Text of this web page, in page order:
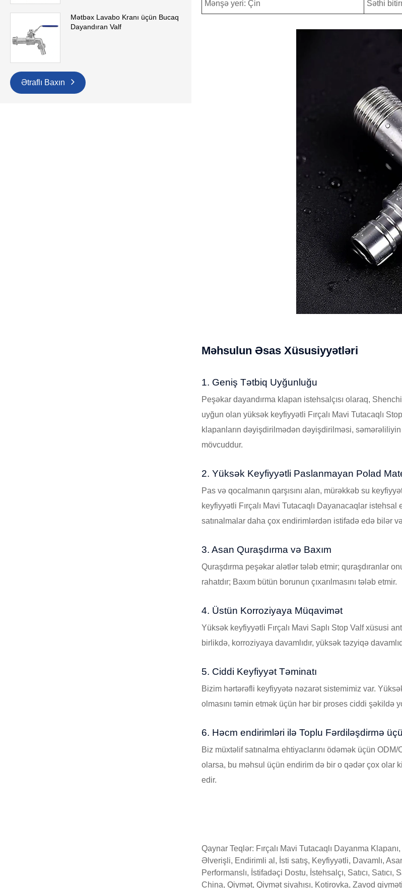
Mətbəx Lavabo Kranı üçün Bucaq
Dayandıran Valf
Ətraflı Baxın
Mənşə yeri: Çin Səthi
Məhsulun Əsas Xüsusiyyətləri
1. Geniş Tətbiq Uyğunluğu
Peşəkar dayandırma klapan istehsalçısı olaraq,
uyğun olan yüksək keyfiyyətli Fırçalı Mavi Tutacaqlı
klapanların dəyişdirilmədən dəyişdirilməsi,
mövcuddur.
2. Yüksək Keyfiyyətli Paslanmayan Polad
Pas və qocalmanın qarşısını alan, mürəkkəb su
keyfiyyətli Fırçalı Mavi Tutacaqlı Dayanacaqlar
satınalmalar daha çox endirimlərdən istifadə edə bilər
3. Asan Quraşdırma və Baxım
Quraşdırma peşəkar alətlər tələb etmir; quraşdıranlar
rahatdır; Baxım bütün borunun çıxarılmasını tələb etmir.
4. Üstün Korroziyaya Müqavimət
Yüksək keyfiyyətli Fırçalı Mavi Saplı Stop Valf xüsusi
birlikdə, korroziyaya davamlıdır, yüksək təzyiqə
5. Ciddi Keyfiyyət Təminatı
Bizim hərtərəfli keyfiyyətə nəzarət sistemimiz var.
olmasını təmin etmək üçün hər bir proses ciddi şəkildə
6. Həcm endirimləri ilə Toplu Fərdiləşdirmə
Biz müxtəlif satınalma ehtiyaclarını ödəmək üçün
olarsa, bu məhsul üçün endirim də bir o qədər çox olar
edir.
Qaynar Teqlər: Fırçalı Mavi Tutacaqlı Dayanma
Əlverişli, Endirimli al, İsti satış, Keyfiyyətli, Davamlı,
Performanslı, İstifadəçi Dostu, İstehsalçı, Satıcı, Satıcı,
China, Qiymət, Qiymət siyahısı, Kotirovka, Zavod